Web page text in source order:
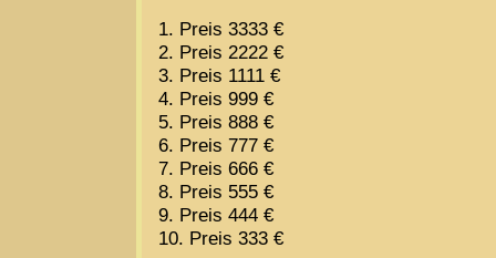
1. Preis 3333 €
2. Preis 2222 €
3. Preis 1111 €
4. Preis 999 €
5. Preis 888 €
6. Preis 777 €
7. Preis 666 €
8. Preis 555 €
9. Preis 444 €
10. Preis 333 €